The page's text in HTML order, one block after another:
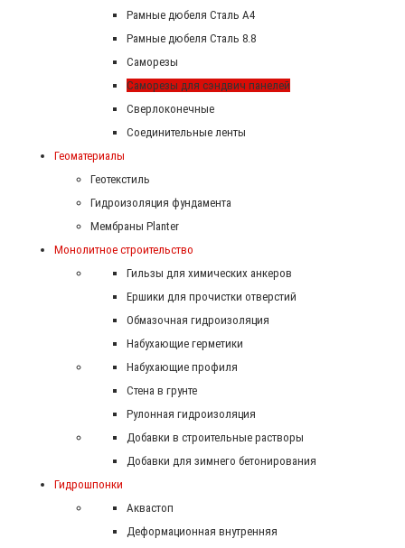
Рамные дюбеля Сталь A4
Рамные дюбеля Сталь 8.8
Саморезы
Саморезы для сэндвич панелей
Сверлоконечные
Соединительные ленты
Геоматериалы
Геотекстиль
Гидроизоляция фундамента
Мембраны Planter
Монолитное строительство
Гильзы для химических анкеров
Ершики для прочистки отверстий
Обмазочная гидроизоляция
Набухающие герметики
Набухающие профиля
Стена в грунте
Рулонная гидроизоляция
Добавки в строительные растворы
Добавки для зимнего бетонирования
Гидрошпонки
Аквастоп
Деформационная внутренняя